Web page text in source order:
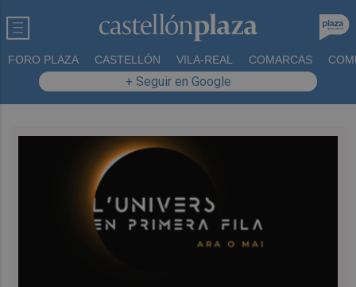
FORO PLAZA CASTELLÓN VILA-REAL COMARCAS
+ Seguir en Google